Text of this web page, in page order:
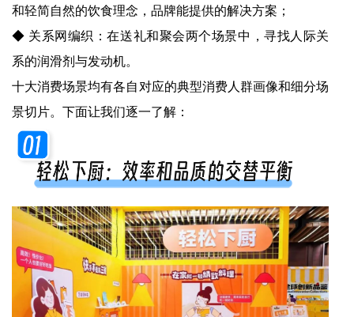
和轻简自然的饮食理念，品牌能提供的解决方案；
◆ 关系网编织：在送礼和聚会两个场景中，寻找人际关
系的润滑剂与发动机。
十大消费场景均有各自对应的典型消费人群画像和细分场
景切片。下面让我们逐一了解：